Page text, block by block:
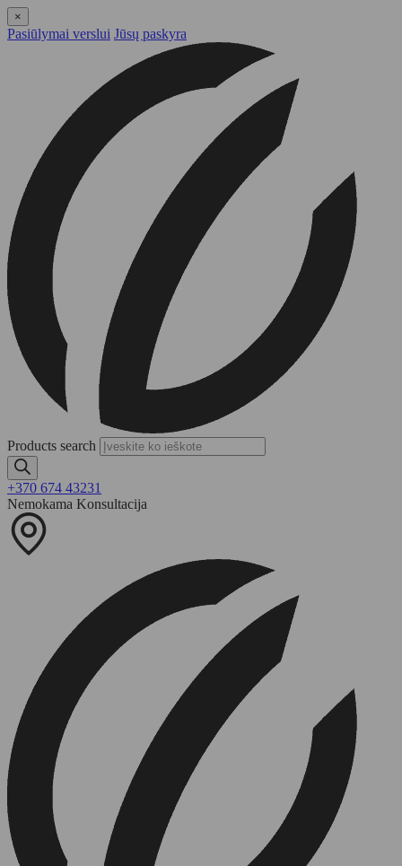
×
Pasiūlymai verslui Jūsų paskyra
Products search
+370 674 43231
Nemokama Konsultacija